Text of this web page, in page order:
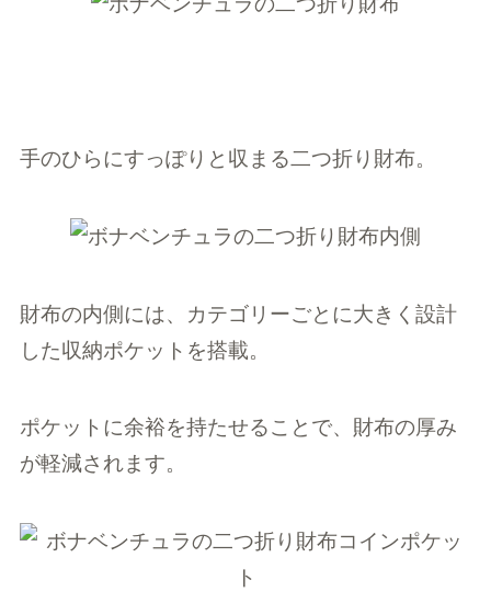
手のひらにすっぽりと収まる二つ折り財布。
財布の内側には、カテゴリーごとに大きく設計
した収納ポケットを搭載。
ポケットに余裕を持たせることで、財布の厚み
が軽減されます。